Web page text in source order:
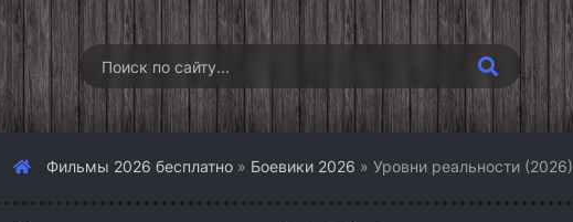
Фильмы 2026 бесплатно » Боевики 2026 » Уровни реальности (2026)